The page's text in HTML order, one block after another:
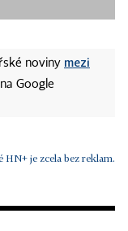
noviny mezi
na Google
HN+ je zcela bez reklam.